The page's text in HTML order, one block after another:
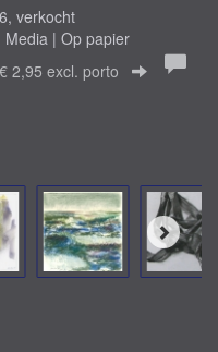
verkocht
| Op papier
2,95 excl. porto